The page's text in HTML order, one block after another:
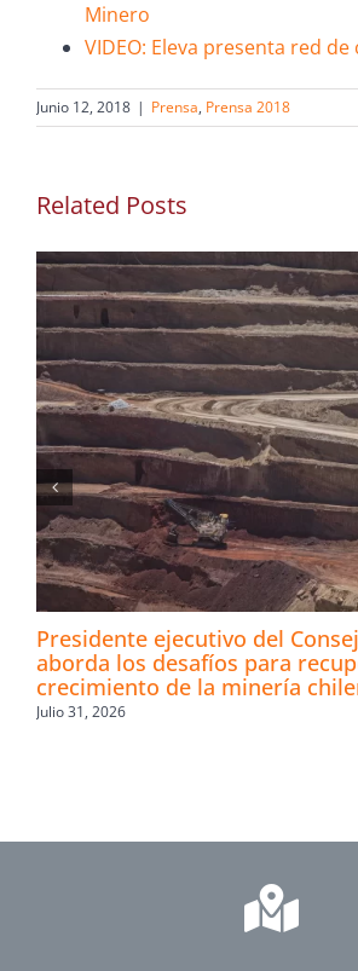
Minero
VIDEO: Eleva presenta red
Junio 12, 2018 | Prensa, Prensa 2018
Related Posts
Presidente ejecutivo del
aborda los desafíos para
crecimiento de la minería
Julio 31, 2026